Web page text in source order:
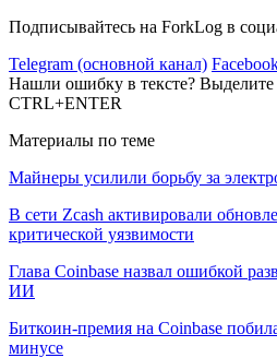
Подписывайтесь на ForkLog в
Telegram (основной канал)
Нашли ошибку в тексте?
CTRL+ENTER
Материалы по теме
Майнеры усилили борьбу за
В сети Zcash активировали
критической уязвимости
Глава Coinbase назвал ошибкой
ИИ
Биткоин-премия на Coinbase
минусе